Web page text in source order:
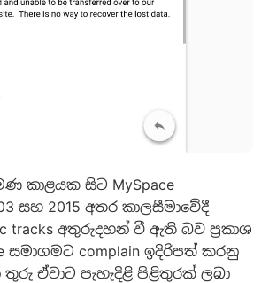
කාළයක සිට MySpace
සහ 2015 අතර කාලසීමාවේදී
tracks අතුරුදහන් වී ඇති බව ප්‍රකාශ
සමාගමට complain ඉදිරිපත් කරනු
ඒවාට පැහැදිළි පිළිතුරක් ලබා